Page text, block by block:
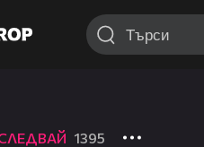
1395